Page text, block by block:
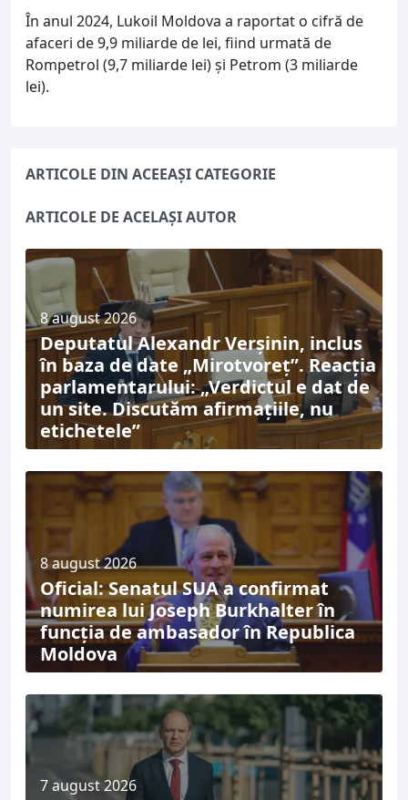
În anul 2024, Lukoil Moldova a raportat o cifră de
afaceri de 9,9 miliarde de lei, fiind urmată de
Rompetrol (9,7 miliarde lei) și Petrom (3 miliarde
lei).
ARTICOLE DIN ACEEAȘI CATEGORIE
ARTICOLE DE ACELAȘI AUTOR
8 august 2026
Deputatul Alexandr Verșinin, inclus
în baza de date „Mirotvoreț”. Reacția
parlamentarului: „Verdictul e dat de
un site. Discutăm afirmațiile, nu
etichetele”
8 august 2026
Oficial: Senatul SUA a confirmat
numirea lui Joseph Burkhalter în
funcția de ambasador în Republica
Moldova
7 august 2026